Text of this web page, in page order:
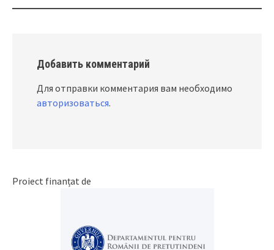
Добавить комментарий
Для отправки комментария вам необходимо
авторизоваться.
Proiect finanțat de